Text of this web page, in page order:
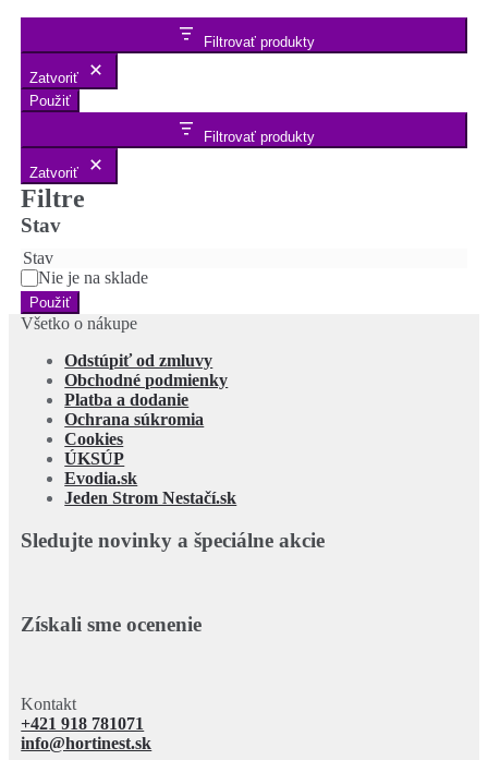
Filtrovať produkty
Zatvoriť
Použiť
Filtrovať produkty
Zatvoriť
Filtre
Stav
Stav
Nie je na sklade
Použiť
Všetko o nákupe
Odstúpiť od zmluvy
Obchodné podmienky
Platba a dodanie
Ochrana súkromia
Cookies
ÚKSÚP
Evodia.sk
Jeden Strom Nestačí.sk
Sledujte novinky a špeciálne akcie
Získali sme ocenenie
Kontakt
+421 918 781071
info@hortinest.sk